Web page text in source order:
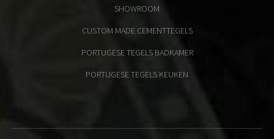
SHOWROOM
CUSTOM MADE CEMENTTEGELS
PORTUGESE TEGELS BADKAMER
PORTUGESE TEGELS KEUKEN